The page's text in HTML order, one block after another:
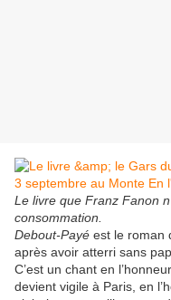
Le livre que Franz Fanon
consommation.
Debout-Payé est le roman
après avoir atterri sans
C’est un chant en
devient vigile à Paris, en